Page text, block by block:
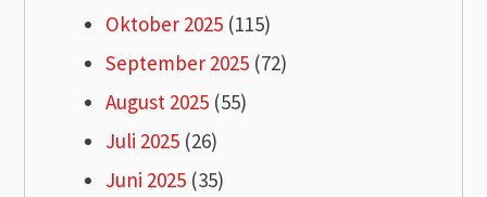
Oktober 2025 (115)
September 2025 (72)
August 2025 (55)
Juli 2025 (26)
Juni 2025 (35)